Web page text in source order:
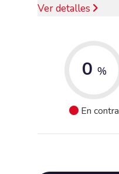
Ver detalles
0 %
En contra